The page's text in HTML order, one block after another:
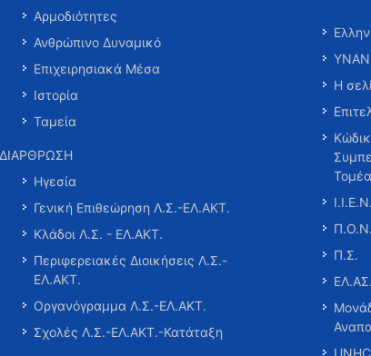
Αρμοδιότητες
Ανθρώπινο Δυναμικό
Επιχειρησιακά Μέσα
Ιστορία
Ταμεία
ΔΙΑΡΘΡΩΣΗ
Ηγεσία
Γενική Επιθεώρηση Λ.Σ.-ΕΛ.ΑΚΤ.
Κλάδοι Λ.Σ. - ΕΛ.ΑΚΤ.
Περιφερειακές Διοικήσεις Λ.Σ.-
ΕΛ.ΑΚΤ.
Οργανόγραμμα Λ.Σ.-ΕΛ.ΑΚΤ.
Σχολές Λ.Σ.-ΕΛ.ΑΚΤ.-Κατάταξη
Η
Τομέα
Ι.Ι.Ε.Ν.
Π.Ο.Ν.
Π.Σ.
ΕΛ.ΑΣ.